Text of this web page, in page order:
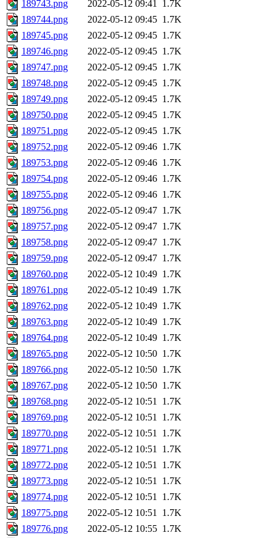
189743.png 2022-05-12 09:41 1.7K
189744.png
2022-05-12 09:45 1.7K
189745.png
2022-05-12 09:45 1.7K
189746.png
2022-05-12 09:45 1.7K
189747.png
2022-05-12 09:45 1.7K
189748.png
2022-05-12 09:45 1.7K
189749.png
2022-05-12 09:45 1.7K
189750.png
2022-05-12 09:45 1.7K
189751.png
2022-05-12 09:45 1.7K
189752.png
2022-05-12 09:46 1.7K
189753.png
2022-05-12 09:46 1.7K
189754.png
2022-05-12 09:46 1.7K
189755.png
2022-05-12 09:46 1.7K
189756.png
2022-05-12 09:47 1.7K
189757.png
2022-05-12 09:47 1.7K
189758.png
2022-05-12 09:47 1.7K
189759.png
2022-05-12 09:47 1.7K
189760.png
2022-05-12 10:49 1.7K
189761.png
2022-05-12 10:49 1.7K
189762.png
2022-05-12 10:49 1.7K
189763.png
2022-05-12 10:49 1.7K
189764.png
2022-05-12 10:49 1.7K
189765.png
2022-05-12 10:50 1.7K
189766.png
2022-05-12 10:50 1.7K
189767.png
2022-05-12 10:50 1.7K
189768.png
2022-05-12 10:51 1.7K
189769.png
2022-05-12 10:51 1.7K
189770.png
2022-05-12 10:51 1.7K
189771.png
2022-05-12 10:51 1.7K
189772.png
2022-05-12 10:51 1.7K
189773.png
2022-05-12 10:51 1.7K
189774.png
2022-05-12 10:51 1.7K
189775.png
2022-05-12 10:51 1.7K
189776.png
2022-05-12 10:55 1.7K